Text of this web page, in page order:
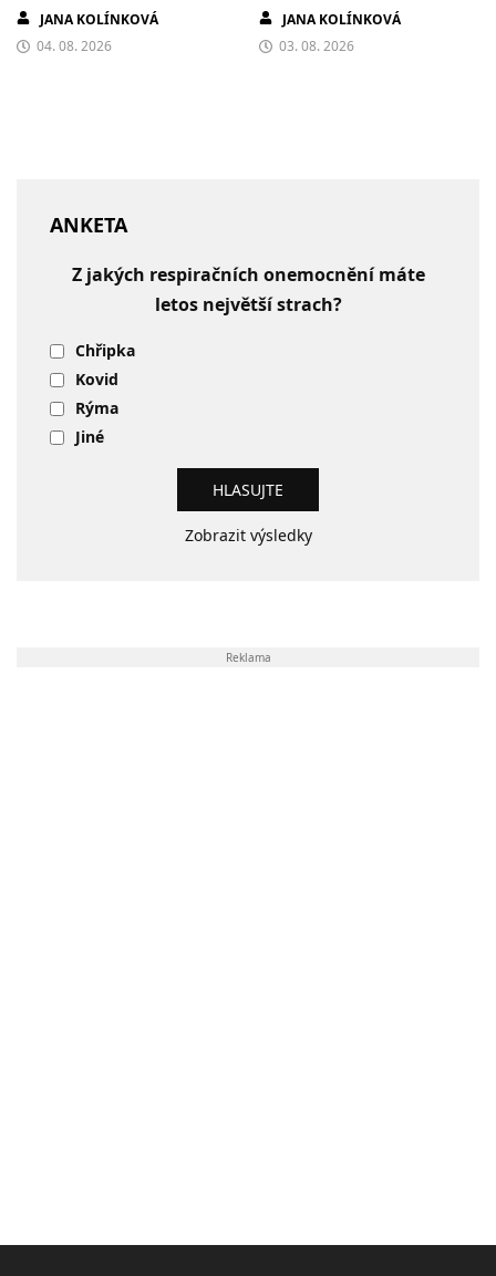
JANA KOLÍNKOVÁ
04. 08. 2026
JANA KOLÍNKOVÁ
03. 08. 2026
ANKETA
Z jakých respiračních onemocnění máte
letos největší strach?
Chřipka
Kovid
Rýma
Jiné
Zobrazit výsledky
Reklama